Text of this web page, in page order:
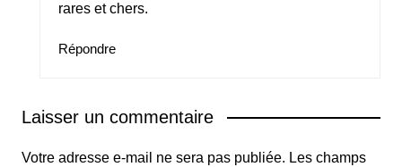
rares et chers.
Répondre
Laisser un commentaire
Votre adresse e-mail ne sera pas publiée. Les champs